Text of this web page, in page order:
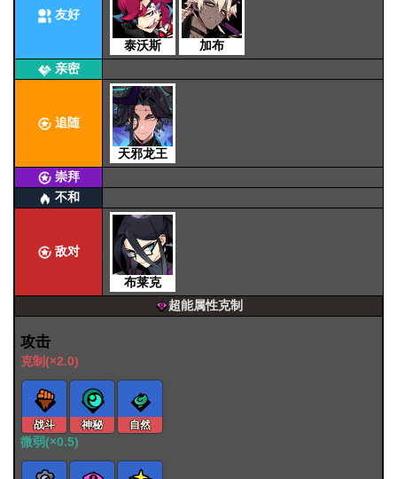
友好
泰沃斯
加布
亲密
追随
天邪龙王
崇拜
不和
敌对
布莱克
超能属性克制
攻击
克制(×2.0)
战斗 神秘 自然
微弱(×0.5)